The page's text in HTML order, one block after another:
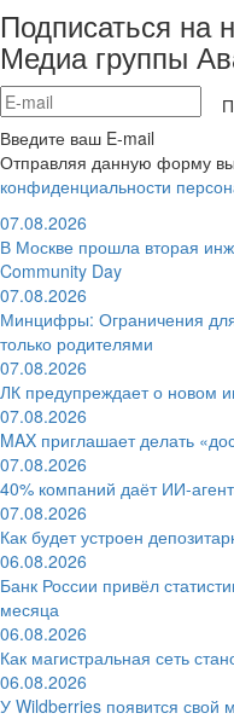
Подписаться на
Медиа группы
Введите ваш E-mail
Отправляя данную форму
конфиденциальности
07.08.2026
В Москве прошла вторая
Community Day
07.08.2026
Минцифры: Ограничения
только родителями
07.08.2026
ЛК предупреждает о новом
07.08.2026
MAX приглашает делать
07.08.2026
40% компаний даёт
07.08.2026
Как будет устроен
06.08.2026
Банк России привёл
месяца
06.08.2026
Как магистральная сеть
06.08.2026
У Wildberries появится свой